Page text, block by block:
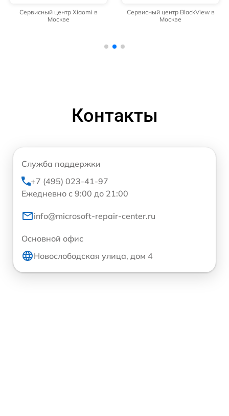
Сервисный центр Xiaomi в
Москве
Сервисный центр BlackView в
Москве
Контакты
Служба поддержки
+7 (495) 023-41-97
Ежедневно с 9:00 до 21:00
info@microsoft-repair-center.ru
Основной офис
Новослободская улица, дом 4